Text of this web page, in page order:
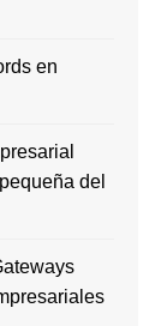
en
del